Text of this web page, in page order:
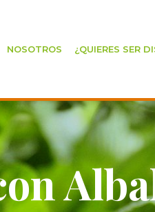
NOSOTROS ¿QUIERES SER